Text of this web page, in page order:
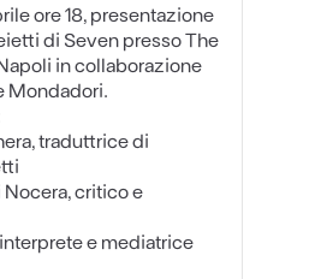
ore 18, presentazione
di Seven presso The
in collaborazione
Mondadori.
traduttrice di
critico e
e mediatrice